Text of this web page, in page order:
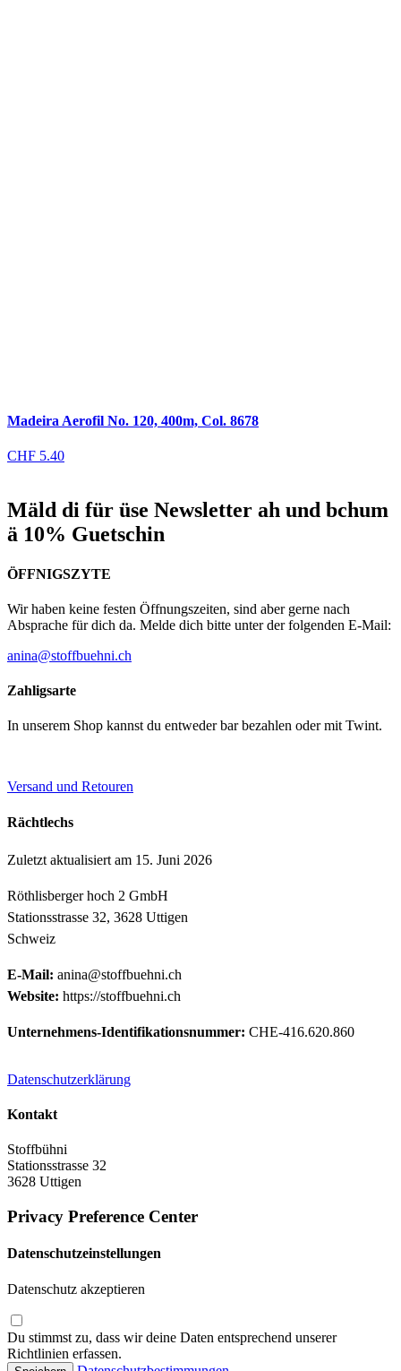
Madeira Aerofil No. 120, 400m, Col. 8678
CHF 5.40
Mäld di für üse Newsletter ah und bchum
ä 10% Guetschin
ÖFFNIGSZYTE
Wir haben keine festen Öffnungszeiten, sind aber gerne nach
Absprache für dich da. Melde dich bitte unter der folgenden E-Mail:
anina@stoffbuehni.ch
Zahligsarte
In unserem Shop kannst du entweder bar bezahlen oder mit Twint.
Versand und Retouren
Rächtlechs
Zuletzt aktualisiert am 15. Juni 2026
Röthlisberger hoch 2 GmbH
Stationsstrasse 32, 3628 Uttigen
Schweiz
E-Mail: anina@stoffbuehni.ch
Website: https://stoffbuehni.ch
Unternehmens-Identifikationsnummer: CHE-416.620.860
Datenschutzerklärung
Kontakt
Stoffbühni
Stationsstrasse 32
3628 Uttigen
Privacy Preference Center
Datenschutzeinstellungen
Datenschutz akzeptieren
Du stimmst zu, dass wir deine Daten entsprechend unserer
Richtlinien erfassen.